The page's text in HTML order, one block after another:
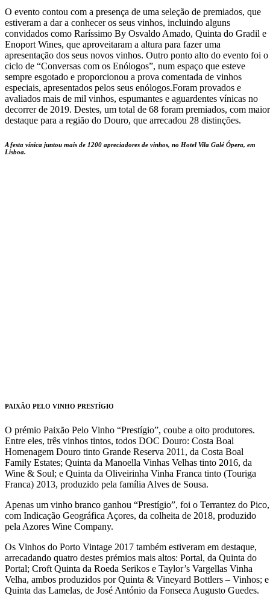
O evento contou com a presença de uma seleção de premiados, que
estiveram a dar a conhecer os seus vinhos, incluindo alguns
convidados como Raríssimo By Osvaldo Amado, Quinta do Gradil e
Enoport Wines, que aproveitaram a altura para fazer uma
apresentação dos seus novos vinhos. Outro ponto alto do evento foi o
ciclo de “Conversas com os Enólogos”, num espaço que esteve
sempre esgotado e proporcionou a prova comentada de vinhos
especiais, apresentados pelos seus enólogos.Foram provados e
avaliados mais de mil vinhos, espumantes e aguardentes vínicas no
decorrer de 2019. Destes, um total de 68 foram premiados, com maior
destaque para a região do Douro, que arrecadou 28 distinções.
A festa vínica juntou mais de 1200 apreciadores de vinhos, no Hotel Vila Galé Ópera, em
Lisboa.
PAIXÃO PELO VINHO PRESTÍGIO
O prémio Paixão Pelo Vinho “Prestígio”, coube a oito produtores.
Entre eles, três vinhos tintos, todos DOC Douro: Costa Boal
Homenagem Douro tinto Grande Reserva 2011, da Costa Boal
Family Estates; Quinta da Manoella Vinhas Velhas tinto 2016, da
Wine & Soul; e Quinta da Oliveirinha Vinha Franca tinto (Touriga
Franca) 2013, produzido pela família Alves de Sousa.
Apenas um vinho branco ganhou “Prestígio”, foi o Terrantez do Pico,
com Indicação Geográfica Açores, da colheita de 2018, produzido
pela Azores Wine Company.
Os Vinhos do Porto Vintage 2017 também estiveram em destaque,
arrecadando quatro destes prémios mais altos: Portal, da Quinta do
Portal; Croft Quinta da Roeda Serikos e Taylor’s Vargellas Vinha
Velha, ambos produzidos por Quinta & Vineyard Bottlers – Vinhos; e
Quinta das Lamelas, de José António da Fonseca Augusto Guedes.